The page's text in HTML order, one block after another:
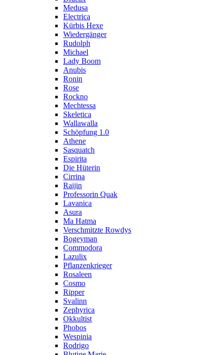
Medusa
Electrica
Kürbis Hexe
Wiedergänger
Rudolph
Michael
Lady Boom
Anubis
Ronin
Rose
Rockno
Mechtessa
Skeletica
Wallawalla
Schöpfung 1.0
Athene
Sasquatch
Espirita
Die Hüterin
Cirrina
Raijin
Professorin Quak
Lavanica
Asura
Ma Hatma
Verschmitzte Rowdys
Bogeyman
Commodora
Lazulix
Pflanzenkrieger
Rosaleen
Cosmo
Ripper
Svalinn
Zephyrica
Okkultist
Phobos
Wespinia
Rodrigo